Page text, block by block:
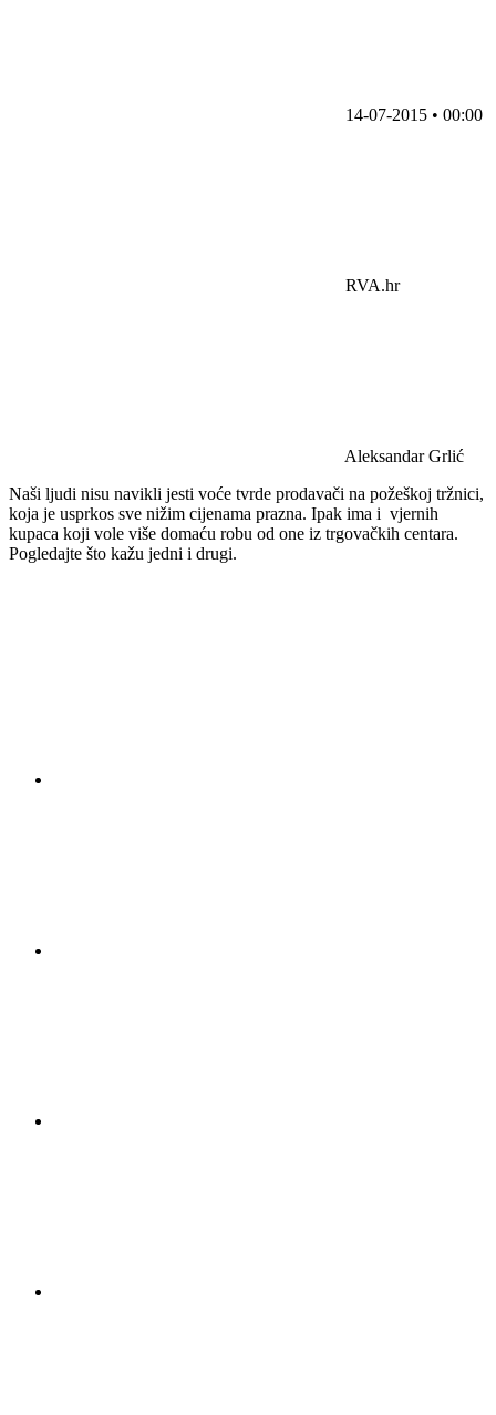
14-07-2015 • 00:00
RVA.hr
Aleksandar Grlić
Naši ljudi nisu navikli jesti voće tvrde prodavači na požeškoj tržnici,
koja je usprkos sve nižim cijenama prazna. Ipak ima i vjernih
kupaca koji vole više domaću robu od one iz trgovačkih centara.
Pogledajte što kažu jedni i drugi.